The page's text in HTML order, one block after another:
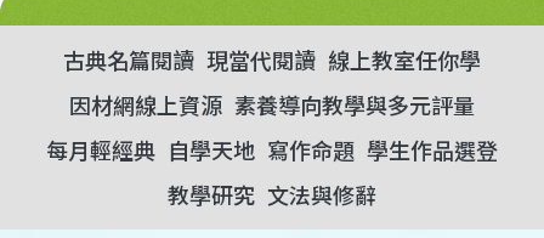
古典名篇閱讀 現當代閱讀 線上教室任你學
因材網線上資源 素養導向教學與多元評量
每月輕經典 自學天地 寫作命題 學生作品選登
教學研究 文法與修辭